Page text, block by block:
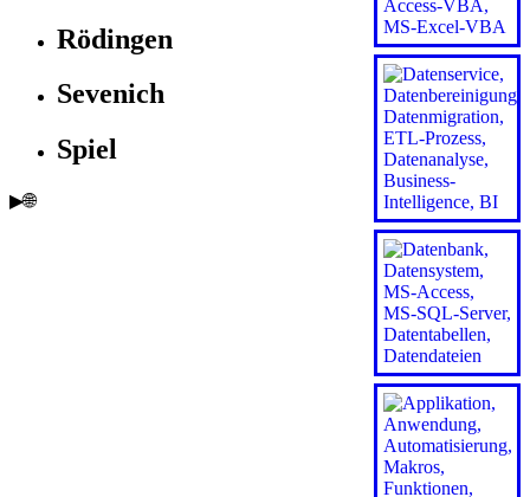
Rödingen
Sevenich
Spiel
▶🌐